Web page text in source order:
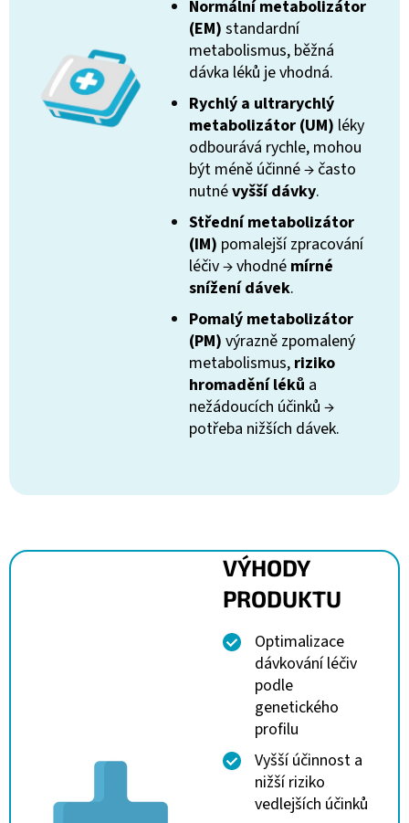
Normální metabolizátor
(EM) standardní
metabolismus, běžná
dávka léků je vhodná.
Rychlý a ultrarychlý
metabolizátor (UM) léky
odbourává rychle, mohou
být méně účinné → často
nutnévyšší dávky.
Střední metabolizátor
(IM) pomalejší zpracování
léčiv → vhodné mírné
snížení dávek.
Pomalý metabolizátor
(PM) výrazně zpomalený
metabolismus, riziko
hromadění léků a
nežádoucích účinků →
potřeba nižších dávek.
VÝHODY
PRODUKTU
Optimalizace
dávkování léčiv
podle
genetického
profilu
Vyšší účinnost a
nižší riziko
vedlejších účinků